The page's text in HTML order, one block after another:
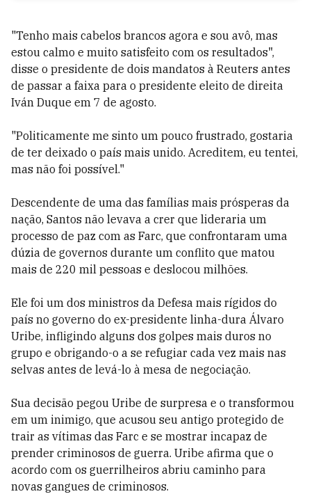
"Tenho mais cabelos brancos agora e sou avô, mas
estou calmo e muito satisfeito com os resultados",
disse o presidente de dois mandatos à Reuters antes
de passar a faixa para o presidente eleito de direita
Iván Duque em 7 de agosto.
"Politicamente me sinto um pouco frustrado, gostaria
de ter deixado o país mais unido. Acreditem, eu tentei,
mas não foi possível."
Descendente de uma das famílias mais prósperas da
nação, Santos não levava a crer que lideraria um
processo de paz com as Farc, que confrontaram uma
dúzia de governos durante um conflito que matou
mais de 220 mil pessoas e deslocou milhões.
Ele foi um dos ministros da Defesa mais rígidos do
país no governo do ex-presidente linha-dura Álvaro
Uribe, infligindo alguns dos golpes mais duros no
grupo e obrigando-o a se refugiar cada vez mais nas
selvas antes de levá-lo à mesa de negociação.
Sua decisão pegou Uribe de surpresa e o transformou
em um inimigo, que acusou seu antigo protegido de
trair as vítimas das Farc e se mostrar incapaz de
prender criminosos de guerra. Uribe afirma que o
acordo com os guerrilheiros abriu caminho para
novas gangues de criminosos.